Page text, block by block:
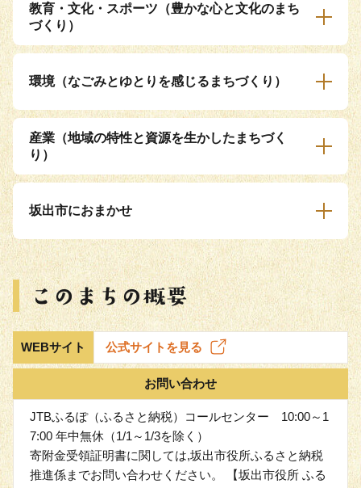
教育・文化・スポーツ（豊かな心と文化のまち
づくり）
環境（なごみとゆとりを感じるまちづくり）
産業（地域の特性と資源を生かしたまちづく
り）
坂出市におまかせ
WEBサイト 公式サイトを見る
お問い合わせ
JTBふるぽ（ふるさと納税）コールセンター 10:00～1
7:00 年中無休（1/1～1/3を除く）
寄附金受領証明書に関しては,坂出市役所ふるさと納税
推進係までお問い合わせください。 【坂出市役所 ふる